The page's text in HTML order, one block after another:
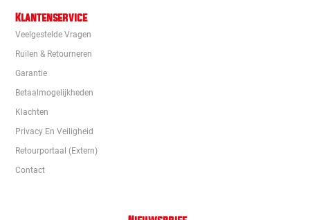
Klantenservice
Veelgestelde Vragen
Ruilen & Retourneren
Garantie
Betaalmogelijkheden
Klachten
Privacy En Veiligheid
Retourportaal (extern)
Contact